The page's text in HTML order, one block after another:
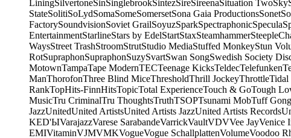
LiningSilvertoneSinSinglebrookSintezSireSireenaSituation TwoSky
StateSolitiSoLydSomaSomeSomersetSona Gaia ProductionsSonet
FactorySoundvisionSoviet GrailSoyuzSparkSpectraphonicSpecula
EntertainmentStarlineStars by EdelStartStaxSteamhammer
WaysStreet TrashStroomStrutStudio MediaStuffed MonkeyStun
RotSupraphonSupraphonSuzySvartSwan SongSwedish Society
MotownTampaTape ModernTECTeenage KicksTeldecTelefunken
ManThorofonThree Blind MiceThresholdThrill JockeyThrottleTidal
RankTopHits-FinnHitsTopicTotal ExperienceTouch & GoTough
MusicTru CriminalTru ThoughtsTruthTSOPTsunami MobTuff Gong
JazzUnitedUnited ArtistsUnited Artists JazzUnited Artists Records
KED'ЫVarajazzVarese SarabandeVarrickVaultVDVVee JayVenice
EMIVitaminVJMVMKVogueVogue SchallplattenVolumeVoodoo